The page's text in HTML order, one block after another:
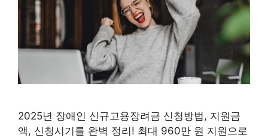
2025년 장애인 신규고용장려금 신청방법, 지원금
액, 신청시기를 완벽 정리! 최대 960만 원 지원으로